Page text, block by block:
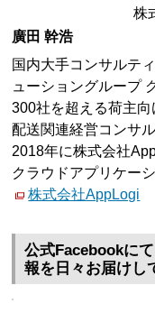
株
廣田 幹浩
国内大手コンサルテ
ューショングループ
300社を超える荷主
配送関連経営コンサ
2018年に株式会社
クラウドアプリケー
株式会社AppLogi
公式Facebookに
報を日々お届けし